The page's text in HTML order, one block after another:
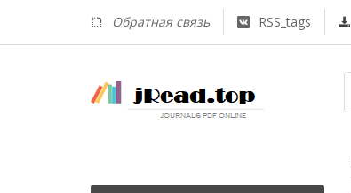
Обратная связь RSS_tags